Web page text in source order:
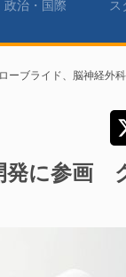
政治・国際 ス
ブライド、脳神経外
発に参画